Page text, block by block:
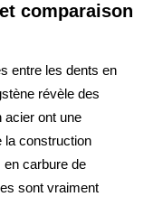
comparaison
entre les dents en
révèle des
acier ont une
la construction
carbure de
sont vraiment